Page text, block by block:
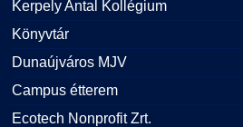
Kerpely Antal Kollégium
Könyvtár
Dunaújváros MJV
Campus étterem
Ecotech Nonprofit Zrt.